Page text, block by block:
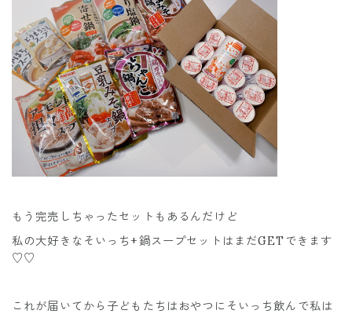
もう完売しちゃったセットもあるんだけど
私の大好きなそいっち+鍋スープセットはまだGETできます
♡♡
これが届いてから子どもたちはおやつにそいっち飲んで私は